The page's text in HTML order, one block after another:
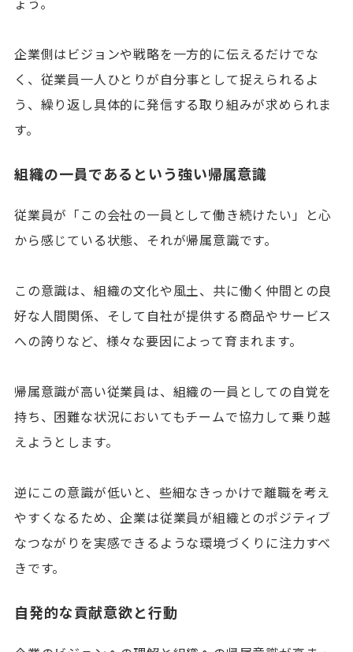
企業側はビジョンや戦略を一方的に伝えるだけでな
く、従業員一人ひとりが自分事として捉えられるよ
う、繰り返し具体的に発信する取り組みが求められま
す。
組織の一員であるという強い帰属意識
従業員が「この会社の一員として働き続けたい」と心
から感じている状態、それが帰属意識です。
この意識は、組織の文化や風土、共に働く仲間との良
好な人間関係、そして自社が提供する商品やサービス
への誇りなど、様々な要因によって育まれます。
帰属意識が高い従業員は、組織の一員としての自覚を
持ち、困難な状況においてもチームで協力して乗り越
えようとします。
逆にこの意識が低いと、些細なきっかけで離職を考え
やすくなるため、企業は従業員が組織とのポジティブ
なつながりを実感できるような環境づくりに注力すべ
きです。
自発的な貢献意欲と行動